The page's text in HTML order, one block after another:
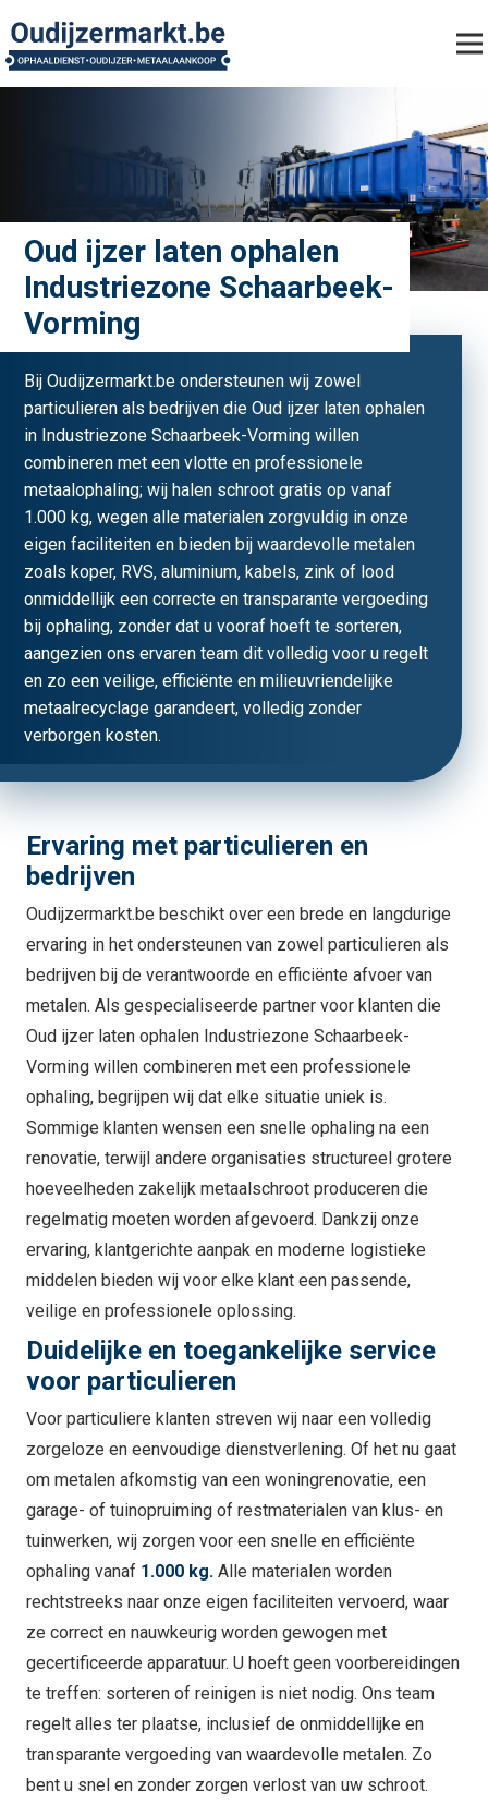
Oud ijzer laten ophalen
Industriezone Schaarbeek-
Vorming
Bij Oudijzermarkt.be ondersteunen wij zowel
particulieren als bedrijven die Oud ijzer laten ophalen
in Industriezone Schaarbeek-Vorming willen
combineren met een vlotte en professionele
metaalophaling; wij halen schroot gratis op vanaf
1.000 kg, wegen alle materialen zorgvuldig in onze
eigen faciliteiten en bieden bij waardevolle metalen
zoals koper, RVS, aluminium, kabels, zink of lood
onmiddellijk een correcte en transparante vergoeding
bij ophaling, zonder dat u vooraf hoeft te sorteren,
aangezien ons ervaren team dit volledig voor u regelt
en zo een veilige, efficiënte en milieuvriendelijke
metaalrecyclage garandeert, volledig zonder
verborgen kosten.
Ervaring met particulieren en
bedrijven
Oudijzermarkt.be beschikt over een brede en langdurige
ervaring in het ondersteunen van zowel particulieren als
bedrijven bij de verantwoorde en efficiënte afvoer van
metalen. Als gespecialiseerde partner voor klanten die
Oud ijzer laten ophalen Industriezone Schaarbeek-
Vorming willen combineren met een professionele
ophaling, begrijpen wij dat elke situatie uniek is.
Sommige klanten wensen een snelle ophaling na een
renovatie, terwijl andere organisaties structureel grotere
hoeveelheden zakelijk metaalschroot produceren die
regelmatig moeten worden afgevoerd. Dankzij onze
ervaring, klantgerichte aanpak en moderne logistieke
middelen bieden wij voor elke klant een passende,
veilige en professionele oplossing.
Duidelijke en toegankelijke service
voor particulieren
Voor particuliere klanten streven wij naar een volledig
zorgeloze en eenvoudige dienstverlening. Of het nu gaat
om metalen afkomstig van een woningrenovatie, een
garage- of tuinopruiming of restmaterialen van klus- en
tuinwerken, wij zorgen voor een snelle en efficiënte
ophaling vanaf 1.000 kg. Alle materialen worden
rechtstreeks naar onze eigen faciliteiten vervoerd, waar
ze correct en nauwkeurig worden gewogen met
gecertificeerde apparatuur. U hoeft geen voorbereidingen
te treffen: sorteren of reinigen is niet nodig. Ons team
regelt alles ter plaatse, inclusief de onmiddellijke en
transparante vergoeding van waardevolle metalen. Zo
bent u snel en zonder zorgen verlost van uw schroot.